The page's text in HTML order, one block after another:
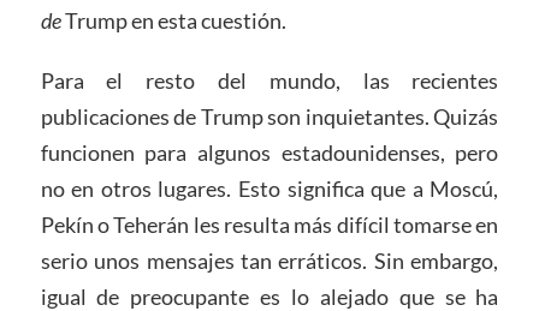
deTrump en esta cuestión.
Para el resto del mundo, las recientes
publicaciones de Trump son inquietantes. Quizás
funcionen para algunos estadounidenses, pero
no en otros lugares. Esto significa que a Moscú,
Pekín o Teherán les resulta más difícil tomarse en
serio unos mensajes tan erráticos. Sin embargo,
igual de preocupante es lo alejado que se ha